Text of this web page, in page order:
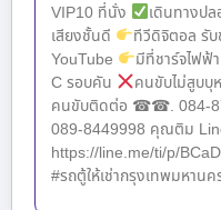
VIP10 ที่นั่ง
เดินทางป
เสียงชั้นดี
ทีวีดิจิตอล รั
YouTube
มีที่ชาร์จไฟฟ้
C รอบคัน
คนขับไม่สูบบุ
คนขับติดต่อ ☎☎. 084-
089-8449998 คุณติม
https://line.me/ti/p/
#รถตู้ให้เช่ากรุงเทพมหาน